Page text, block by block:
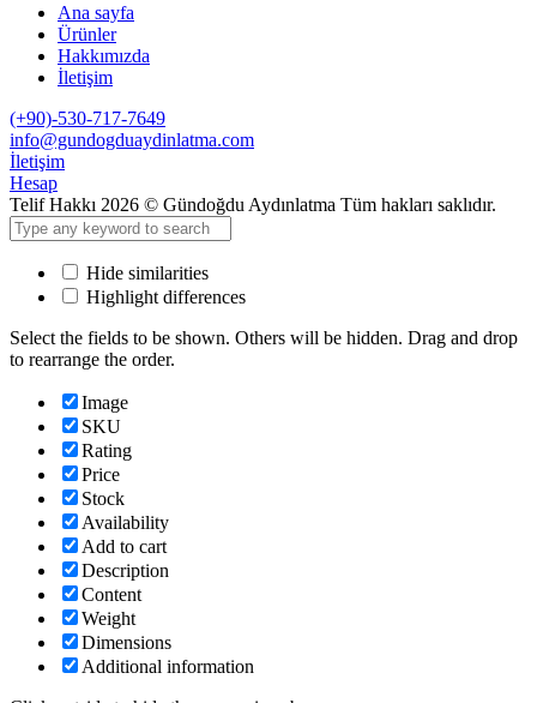
Ana sayfa
Ürünler
Hakkımızda
İletişim
(+90)-530-717-7649
info@gundogduaydinlatma.com
İletişim
Hesap
Telif Hakkı 2026 © Gündoğdu Aydınlatma Tüm hakları saklıdır.
Hide similarities
Highlight differences
Select the fields to be shown. Others will be hidden. Drag and drop
to rearrange the order.
Image
SKU
Rating
Price
Stock
Availability
Add to cart
Description
Content
Weight
Dimensions
Additional information